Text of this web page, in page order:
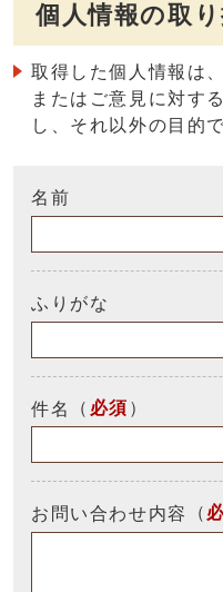
個人情報の取
取得した個人情報は
またはご意見に対す
し、それ以外の目的
名前
ふりがな
件名 （ 必須 ）
お問い合わせ内容 （